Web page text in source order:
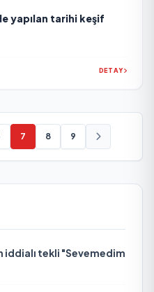
yapılan tarihi keşif
DETAY
7 8 9
tekli "Sevemedim